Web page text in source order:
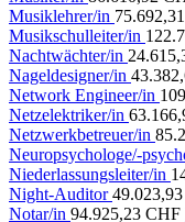
Musiklehrer/in
Musikschulleiter/in
Nachtwächter/in
Nageldesigner/in
Network Engineer/in
Netzelektriker/in
Netzwerkbetreuer/in
Neuropsychologe/-
Niederlassungsleiter/in
Night-Auditor
Notar/in 94.925,23 CHF